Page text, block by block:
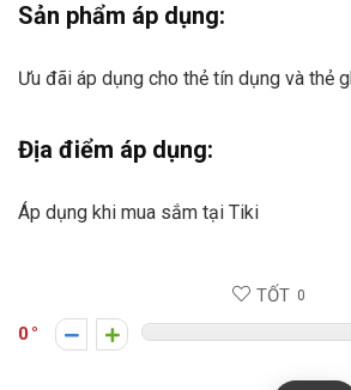
Sản phẩm áp dụng:
Ưu đãi áp dụng cho thẻ tín dụng và thẻ
Địa điểm áp dụng:
Áp dụng khi mua sắm tại Tiki
TỐT 0
0